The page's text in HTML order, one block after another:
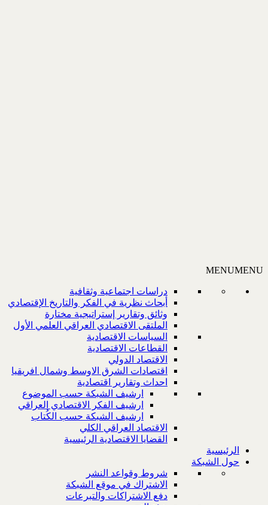
MENUMENU
دراسات اجتماعية وثقافية
أبحاث نظرية في الفكر والتاريخ الإقتصادي
وثائق وتقارير إستراتيجية مختارة
الملتقى الاقتصادي العراقي العلمي الأول
السياسات الاقتصادية
القطاعات الاقتصادية
الاقتصاد الدولي
اقتصادات الشرق الاوسط وشمال افريقيا
احداث وتقارير اقتصادية
ارشيف الشبكة حسب الموضوع
ارشيف الفكر الاقتصادي العراقي
ارشيف الشبكة حسب الكُتاب
الاقتصاد العراقي الكلي
القضايا الاقتصادية الرئيسية
الرئيسية
حول الشبكة
شروط وقواعد النشر
الاشتراك في موقع الشبكة
دفع الاشتراكات والتبرعات